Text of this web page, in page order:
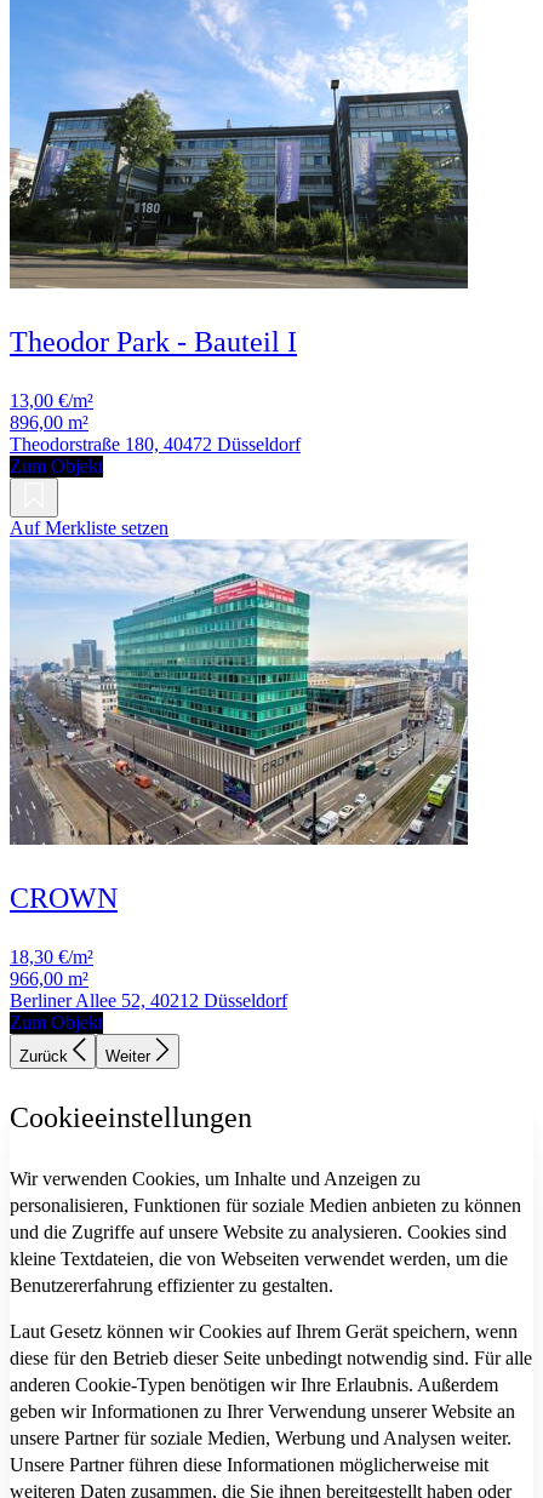
Theodor Park - Bauteil I
13,00 €/m²
896,00 m²
Theodorstraße 180, 40472 Düsseldorf
Zum Objekt
Auf Merkliste setzen
CROWN
18,30 €/m²
966,00 m²
Berliner Allee 52, 40212 Düsseldorf
Zum Objekt
Zurück Weiter
Cookieeinstellungen
Wir verwenden Cookies, um Inhalte und Anzeigen zu
personalisieren, Funktionen für soziale Medien anbieten zu können
und die Zugriffe auf unsere Website zu analysieren. Cookies sind
kleine Textdateien, die von Webseiten verwendet werden, um die
Benutzererfahrung effizienter zu gestalten.
Laut Gesetz können wir Cookies auf Ihrem Gerät speichern, wenn
diese für den Betrieb dieser Seite unbedingt notwendig sind. Für alle
anderen Cookie-Typen benötigen wir Ihre Erlaubnis. Außerdem
geben wir Informationen zu Ihrer Verwendung unserer Website an
unsere Partner für soziale Medien, Werbung und Analysen weiter.
Unsere Partner führen diese Informationen möglicherweise mit
weiteren Daten zusammen, die Sie ihnen bereitgestellt haben oder